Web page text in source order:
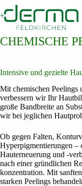
Inhalt
springen
CHEMISCHE
Intensive und gezielte
Mit chemischen Peelings
verbessern wir Ihr
große Bandbreite an
wir bei jeglichen
Ob gegen Falten,
Hyperpigmentierungen –
Hauterneuerung und -
nach einer gründlichen
konzentration. Mit
starken Peelings